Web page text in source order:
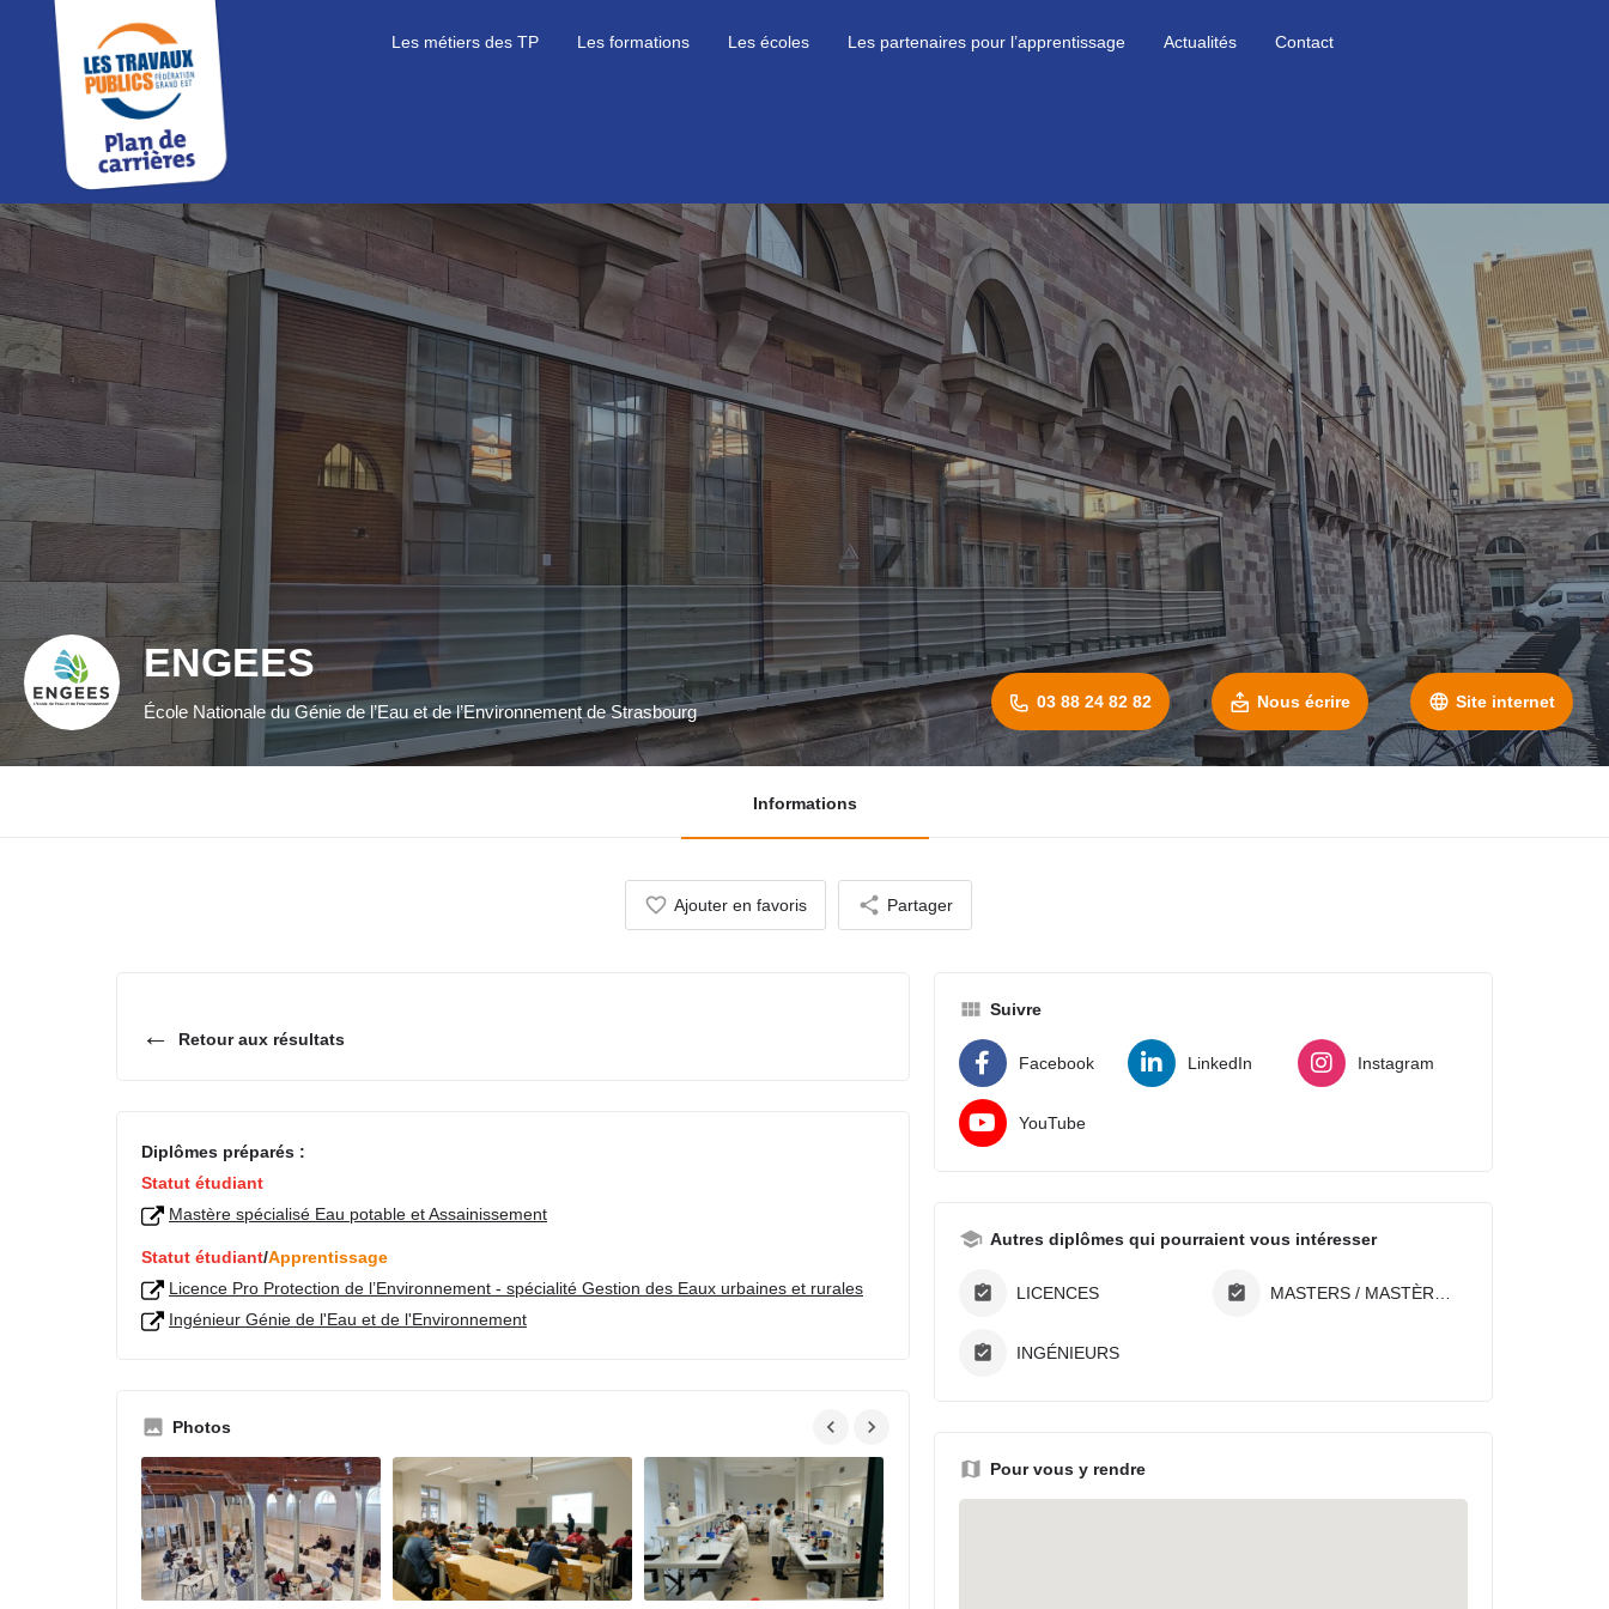
Les métiers des TP Les formations Les écoles Les partenaires pour l’apprentissage Actualités Contact
ENGEES
École Nationale du Génie de l’Eau et de l’Environnement de Strasbourg 03 88 24 82 82 Nous écrire Site internet
Informations
Ajouter en favoris Partager
← Retour aux résultats
Diplômes préparés :
Statut étudiant
Mastère spécialisé Eau potable et Assainissement
Statut étudiant/Apprentissage
Licence Pro Protection de l’Environnement - spécialité Gestion des Eaux urbaines et rurales
Ingénieur Génie de l'Eau et de l'Environnement
Photos
Suivre
Facebook LinkedIn Instagram
YouTube
Autres diplômes qui pourraient vous intéresser
LICENCES
INGÉNIEURS
Pour vous y rendre